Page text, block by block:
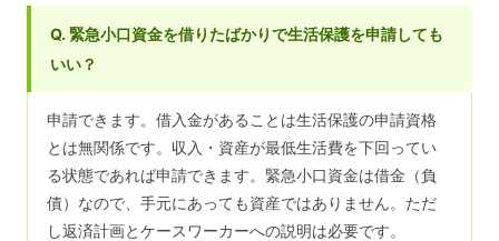
Q. 緊急小口資金を借りたばかりで生活保護を申請しても
いい？
申請できます。借入金があることは生活保護の申請資格
とは無関係です。収入・資産が最低生活費を下回ってい
る状態であれば申請できます。緊急小口資金は借金（負
債）なので、手元にあっても資産ではありません。ただ
し返済計画とケースワーカーへの説明は必要です。